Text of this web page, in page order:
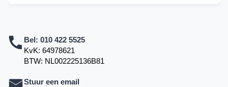
Bel: 010 422 5525
KvK: 64978621
BTW: NL002225136B81
Stuur een email